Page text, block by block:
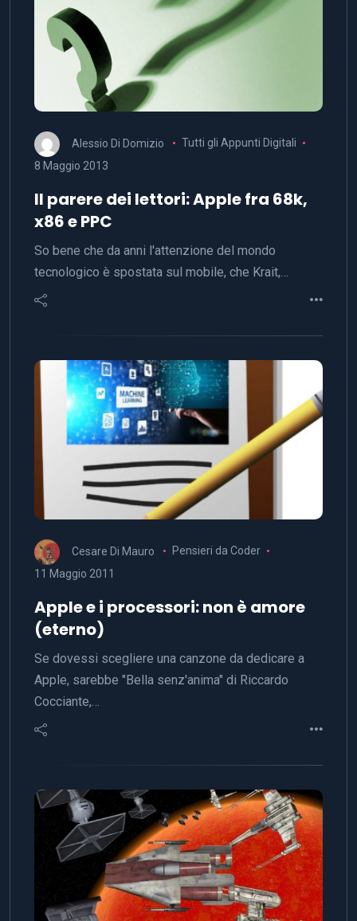
Alessio Di Domizio
Tutti gli Appunti Digitali
8 Maggio 2013
Il parere dei lettori: Apple fra 68k,
x86 e PPC
So bene che da anni l'attenzione del mondo
tecnologico è spostata sul mobile, che Krait,…
Cesare Di Mauro
Pensieri da Coder
11 Maggio 2011
Apple e i processori: non è amore
(eterno)
Se dovessi scegliere una canzone da dedicare a
Apple, sarebbe "Bella senz'anima" di Riccardo
Cocciante,…